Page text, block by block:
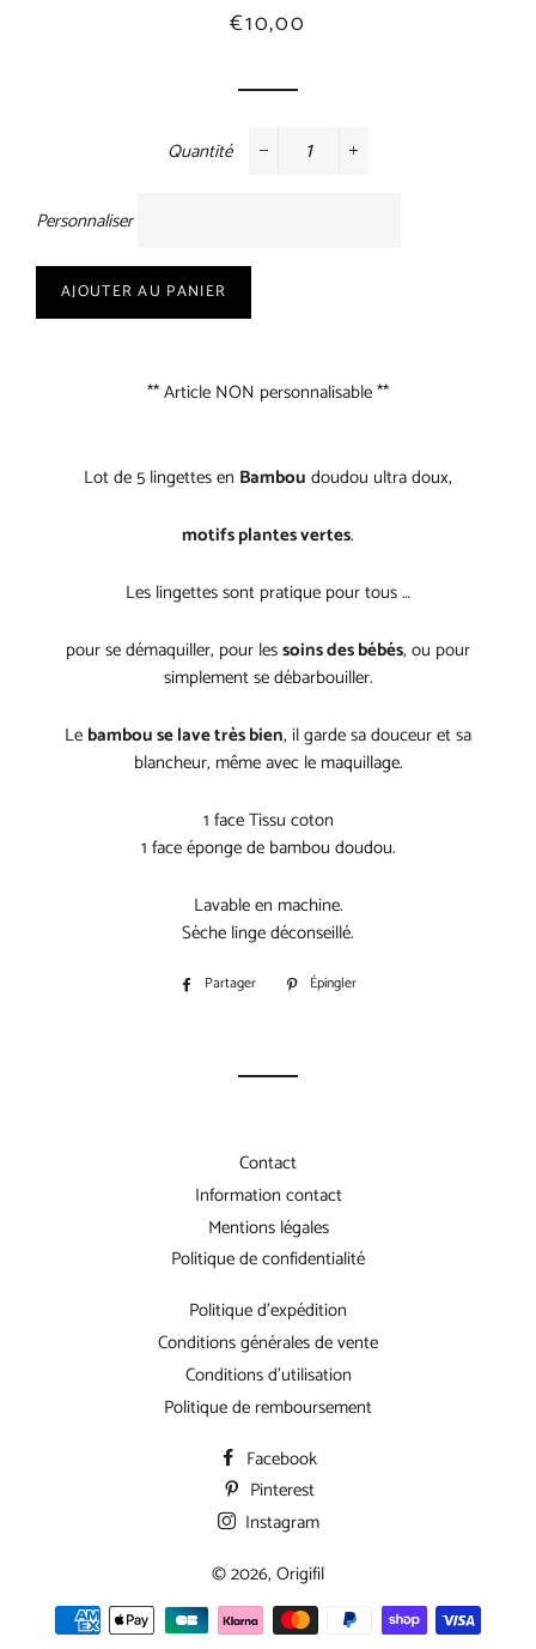
Prix
Prix
€10,00
Quantité
Personnaliser
AJOUTER AU PANIER
** Article NON personnalisable **
Lot de 5 lingettes en Bambou doudou ultra doux,
motifs plantes vertes.
Les lingettes sont pratique pour tous …
pour se démaquiller, pour lessoins des bébés, ou pour
simplement se débarbouiller.
Le bambou se lave très bien, il garde sa douceur et sa
blancheur, même avec le maquillage.
1 face Tissu coton
1 face éponge de bambou doudou.
Lavable en machine.
Sèche linge déconseillé.
Partager
PartagerÉpingler
Contact
Information contact
Mentions légales
Politique de confidentialité
Politique d'expédition
Conditions générales de vente
Conditions d'utilisation
Politique de remboursement
Facebook
Pinterest
Instagram
© 2026, Origifil
Moyens